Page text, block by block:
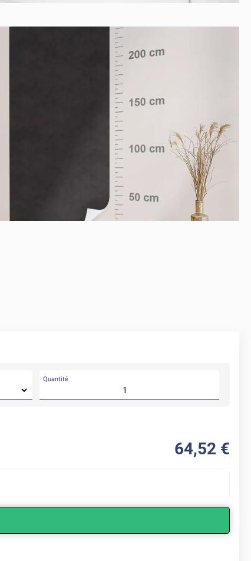
Quantité
64,52 €